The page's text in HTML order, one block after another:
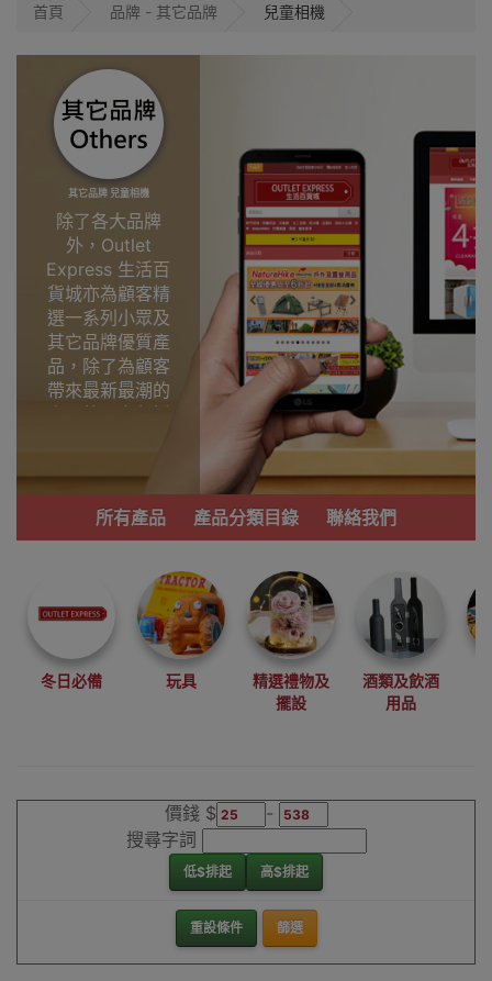
首頁 品牌 - 其它品牌 兒童相機
其它品牌 兒童相機
除了各大品牌
外，Outlet
Express 生活百
貨城亦為顧客精
選一系列小眾及
其它品牌優質產
品，除了為顧客
帶來最新最潮的
產品外，亦包括
功能齊備的產
品。
我們每月會固定
尋找最更新、最
潮、有特色而且
優惠的優質產
品，從用家的角
度為你帶來你的
最好選擇。
所有產品 產品分類目錄 聯絡我們
冬日必備 玩具
精選禮物及
擺設
酒類及飲酒
用品
價錢 $
-
搜尋字詞
低$排起 高$排起
重設條件 篩選